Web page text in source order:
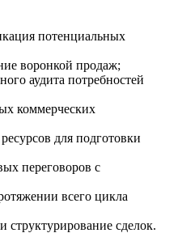
потенциальных
воронкой продаж;
аудита потребностей
коммерческих
для подготовки
переговоров с
всего цикла
структурирование сделок.